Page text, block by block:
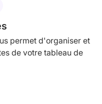
permet d'organiser et
de votre tableau de